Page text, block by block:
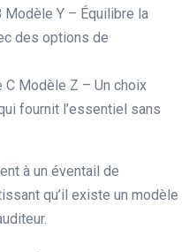
Modèle Y – Équilibre la
des options de
C Modèle Z – Un choix
fournit l’essentiel sans
à un éventail de
qu’il existe un modèle